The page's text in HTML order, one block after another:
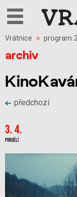
Vrátnice » program
archiv
předchozí
3. 4.
Pondělí